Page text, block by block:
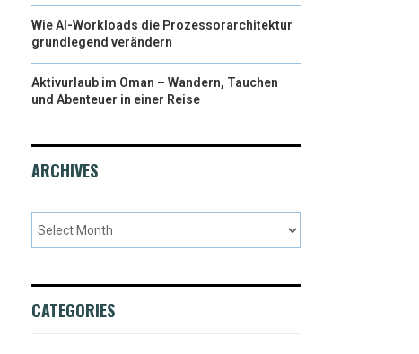
Wie AI-Workloads die Prozessorarchitektur
grundlegend verändern
Aktivurlaub im Oman – Wandern, Tauchen
und Abenteuer in einer Reise
ARCHIVES
CATEGORIES